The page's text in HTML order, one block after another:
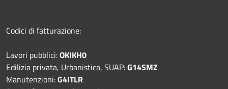
Codici di fatturazione:
Lavori pubblici:OKIKH0
Edilizia privata, Urbanistica, SUAP:G14SMZ
Manutenzioni:G4ITLR